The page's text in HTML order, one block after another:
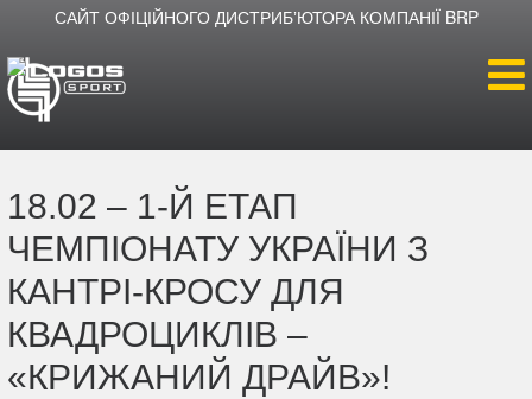
САЙТ ОФІЦІЙНОГО ДИСТРИБʼЮТОРА КОМПАНІЇ BRP
Продукція
Новини
Про компанію
18.02 – 1-Й ЕТАП
ЧЕМПІОНАТУ УКРАЇНИ З
КАНТРІ-КРОСУ ДЛЯ
КВАДРОЦИКЛІВ –
«КРИЖАНИЙ ДРАЙВ»!